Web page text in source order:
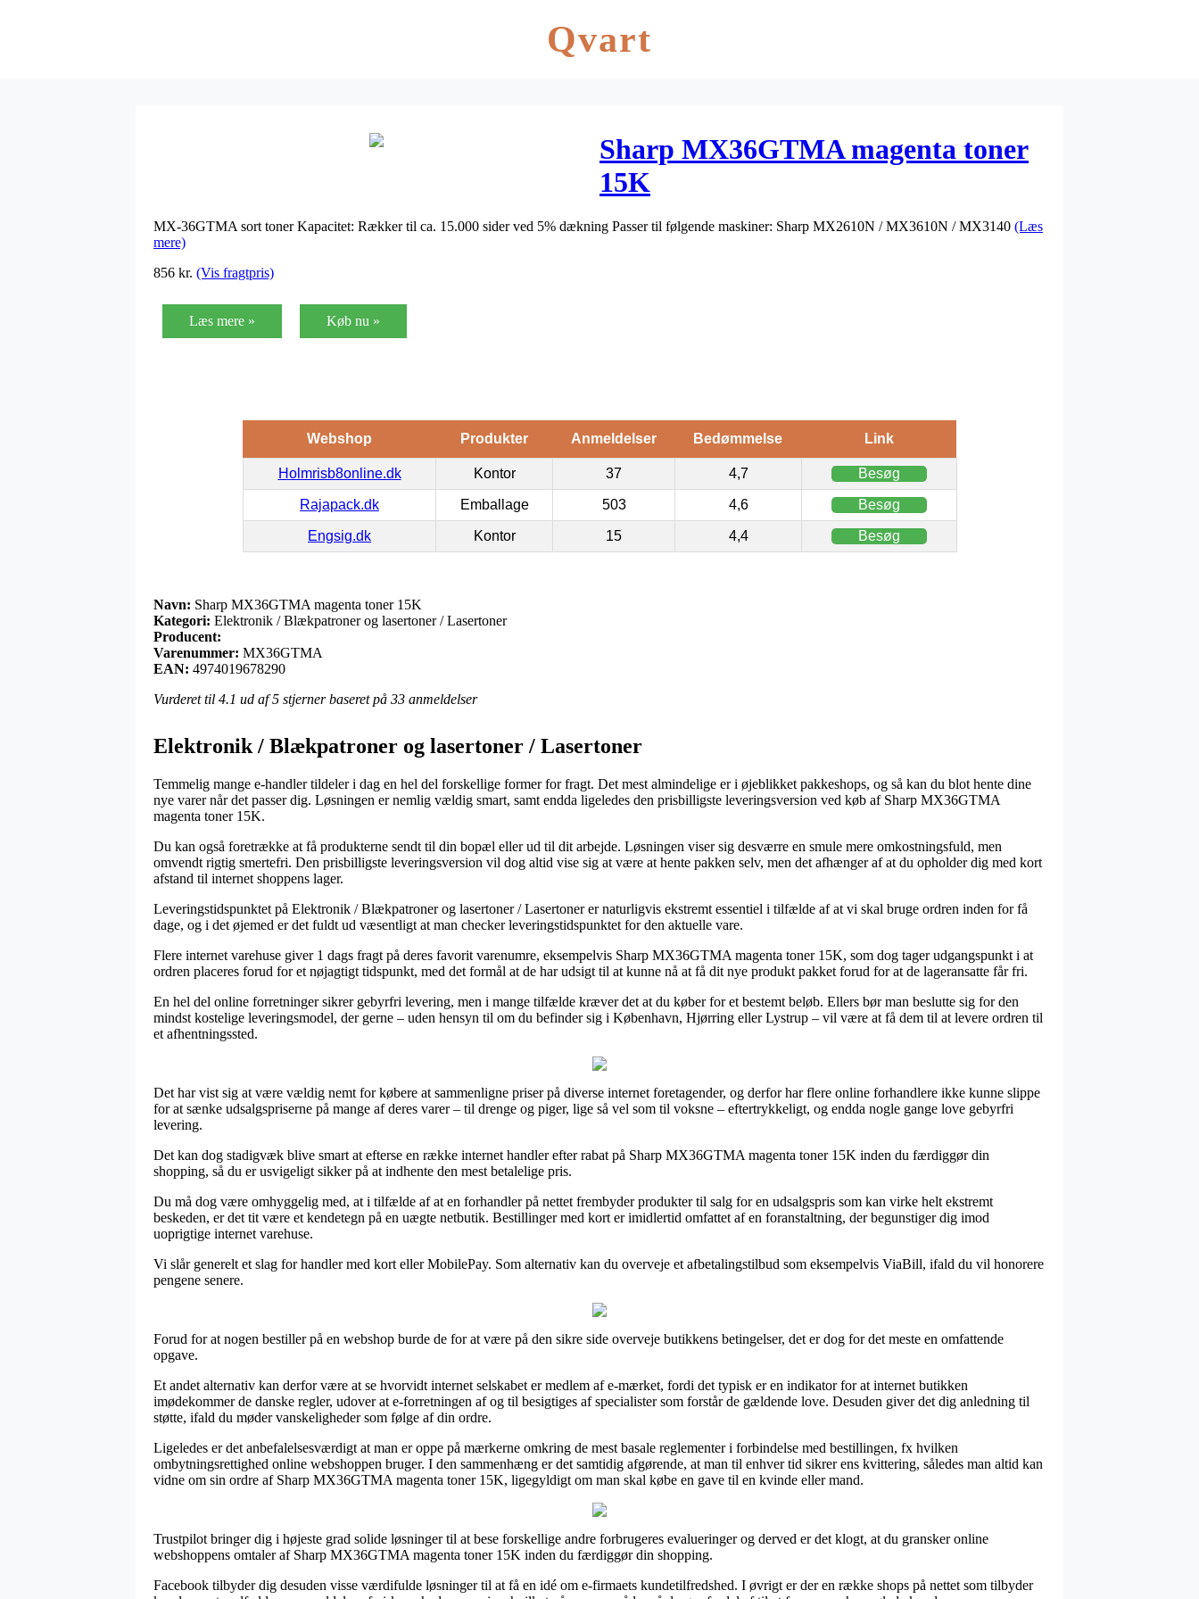
Qvart
Sharp MX36GTMA magenta toner
15K
MX-36GTMA sort toner Kapacitet: Rækker til ca. 15.000 sider ved 5% dækning Passer til følgende maskiner: Sharp MX2610N / MX3610N / MX3140 (Læs
mere)
856 kr. (Vis fragtpris)
Læs mere » Køb nu »
Webshop Produkter Anmeldelser Bedømmelse Link
Holmrisb8online.dk Kontor 37 4,7 Besøg
Rajapack.dk Emballage 503 4,6 Besøg
Engsig.dk Kontor 15 4,4 Besøg
Navn: Sharp MX36GTMA magenta toner 15K
Kategori: Elektronik / Blækpatroner og lasertoner / Lasertoner
Producent:
Varenummer: MX36GTMA
EAN: 4974019678290
Vurderet til 4.1 ud af 5 stjerner baseret på 33 anmeldelser
Elektronik / Blækpatroner og lasertoner / Lasertoner
Temmelig mange e-handler tildeler i dag en hel del forskellige former for fragt. Det mest almindelige er i øjeblikket pakkeshops, og så kan du blot hente dine
nye varer når det passer dig. Løsningen er nemlig vældig smart, samt endda ligeledes den prisbilligste leveringsversion ved køb af Sharp MX36GTMA
magenta toner 15K.
Du kan også foretrække at få produkterne sendt til din bopæl eller ud til dit arbejde. Løsningen viser sig desværre en smule mere omkostningsfuld, men
omvendt rigtig smertefri. Den prisbilligste leveringsversion vil dog altid vise sig at være at hente pakken selv, men det afhænger af at du opholder dig med kort
afstand til internet shoppens lager.
Leveringstidspunktet på Elektronik / Blækpatroner og lasertoner / Lasertoner er naturligvis ekstremt essentiel i tilfælde af at vi skal bruge ordren inden for få
dage, og i det øjemed er det fuldt ud væsentligt at man checker leveringstidspunktet for den aktuelle vare.
Flere internet varehuse giver 1 dags fragt på deres favorit varenumre, eksempelvis Sharp MX36GTMA magenta toner 15K, som dog tager udgangspunkt i at
ordren placeres forud for et nøjagtigt tidspunkt, med det formål at de har udsigt til at kunne nå at få dit nye produkt pakket forud for at de lageransatte får fri.
En hel del online forretninger sikrer gebyrfri levering, men i mange tilfælde kræver det at du køber for et bestemt beløb. Ellers bør man beslutte sig for den
mindst kostelige leveringsmodel, der gerne – uden hensyn til om du befinder sig i København, Hjørring eller Lystrup – vil være at få dem til at levere ordren til
et afhentningssted.
Det har vist sig at være vældig nemt for købere at sammenligne priser på diverse internet foretagender, og derfor har flere online forhandlere ikke kunne slippe
for at sænke udsalgspriserne på mange af deres varer – til drenge og piger, lige så vel som til voksne – eftertrykkeligt, og endda nogle gange love gebyrfri
levering.
Det kan dog stadigvæk blive smart at efterse en række internet handler efter rabat på Sharp MX36GTMA magenta toner 15K inden du færdiggør din
shopping, så du er usvigeligt sikker på at indhente den mest betalelige pris.
Du må dog være omhyggelig med, at i tilfælde af at en forhandler på nettet frembyder produkter til salg for en udsalgspris som kan virke helt ekstremt
beskeden, er det tit være et kendetegn på en uægte netbutik. Bestillinger med kort er imidlertid omfattet af en foranstaltning, der begunstiger dig imod
uoprigtige internet varehuse.
Vi slår generelt et slag for handler med kort eller MobilePay. Som alternativ kan du overveje et afbetalingstilbud som eksempelvis ViaBill, ifald du vil honorere
pengene senere.
Forud for at nogen bestiller på en webshop burde de for at være på den sikre side overveje butikkens betingelser, det er dog for det meste en omfattende
opgave.
Et andet alternativ kan derfor være at se hvorvidt internet selskabet er medlem af e-mærket, fordi det typisk er en indikator for at internet butikken
imødekommer de danske regler, udover at e-forretningen af og til besigtiges af specialister som forstår de gældende love. Desuden giver det dig anledning til
støtte, ifald du møder vanskeligheder som følge af din ordre.
Ligeledes er det anbefalelsesværdigt at man er oppe på mærkerne omkring de mest basale reglementer i forbindelse med bestillingen, fx hvilken
ombytningsrettighed online webshoppen bruger. I den sammenhæng er det samtidig afgørende, at man til enhver tid sikrer ens kvittering, således man altid kan
vidne om sin ordre af Sharp MX36GTMA magenta toner 15K, ligegyldigt om man skal købe en gave til en kvinde eller mand.
Trustpilot bringer dig i højeste grad solide løsninger til at bese forskellige andre forbrugeres evalueringer og derved er det klogt, at du gransker online
webshoppens omtaler af Sharp MX36GTMA magenta toner 15K inden du færdiggør din shopping.
Facebook tilbyder dig desuden visse værdifulde løsninger til at få en idé om e-firmaets kundetilfredshed. I øvrigt er der en række shops på nettet som tilbyder